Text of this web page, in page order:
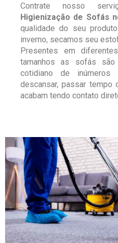
Contrate nosso
Higienização de Sofás
qualidade do seu
inverno, secamos seu
Presentes em
tamanhos as sofás
cotidiano de inúmeros
descansar, passar tempo
acabam tendo contato